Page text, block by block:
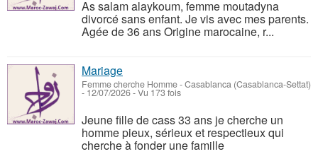
As salam alaykoum, femme moutadyna
divorcé sans enfant. Je vis avec mes parents.
Agée de 36 ans Origine marocaine, r...
Mariage
Femme cherche Homme-Casablanca (Casablanca-Settat)
- 12/07/2026 - Vu 173 fois
Jeune fille de cass 33 ans je cherche un
homme pieux, sérieux et respectieux qui
cherche à fonder une famille